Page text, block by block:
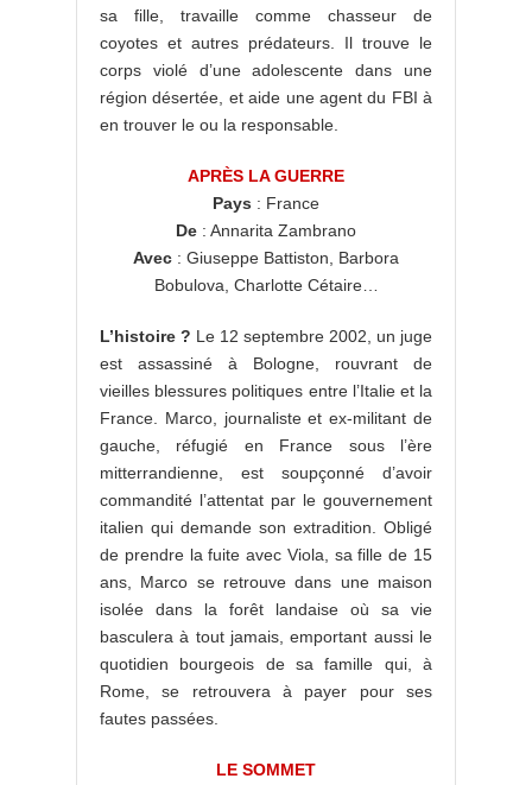
sa fille, travaille comme chasseur de
coyotes et autres prédateurs. Il trouve le
corps violé d’une adolescente dans une
région désertée, et aide une agent du FBI à
en trouver le ou la responsable.
APRÈS LA GUERRE
Pays : France
De : Annarita Zambrano
Avec : Giuseppe Battiston, Barbora
Bobulova, Charlotte Cétaire…
L’histoire ? Le 12 septembre 2002, un juge
est assassiné à Bologne, rouvrant de
vieilles blessures politiques entre l’Italie et la
France. Marco, journaliste et ex-militant de
gauche, réfugié en France sous l’ère
mitterrandienne, est soupçonné d’avoir
commandité l’attentat par le gouvernement
italien qui demande son extradition. Obligé
de prendre la fuite avec Viola, sa fille de 15
ans, Marco se retrouve dans une maison
isolée dans la forêt landaise où sa vie
basculera à tout jamais, emportant aussi le
quotidien bourgeois de sa famille qui, à
Rome, se retrouvera à payer pour ses
fautes passées.
LE SOMMET